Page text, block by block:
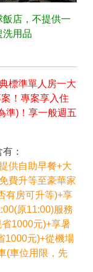
店，不提供一
洗用品
標準單人房一大
！專案享入住
準)！享一般週五
：
供自助早餐+大
費升等至豪華家
有房可升等)+享
原11:00)服務
1000元)+享暑
1000元)+從機場
(車位用限，先